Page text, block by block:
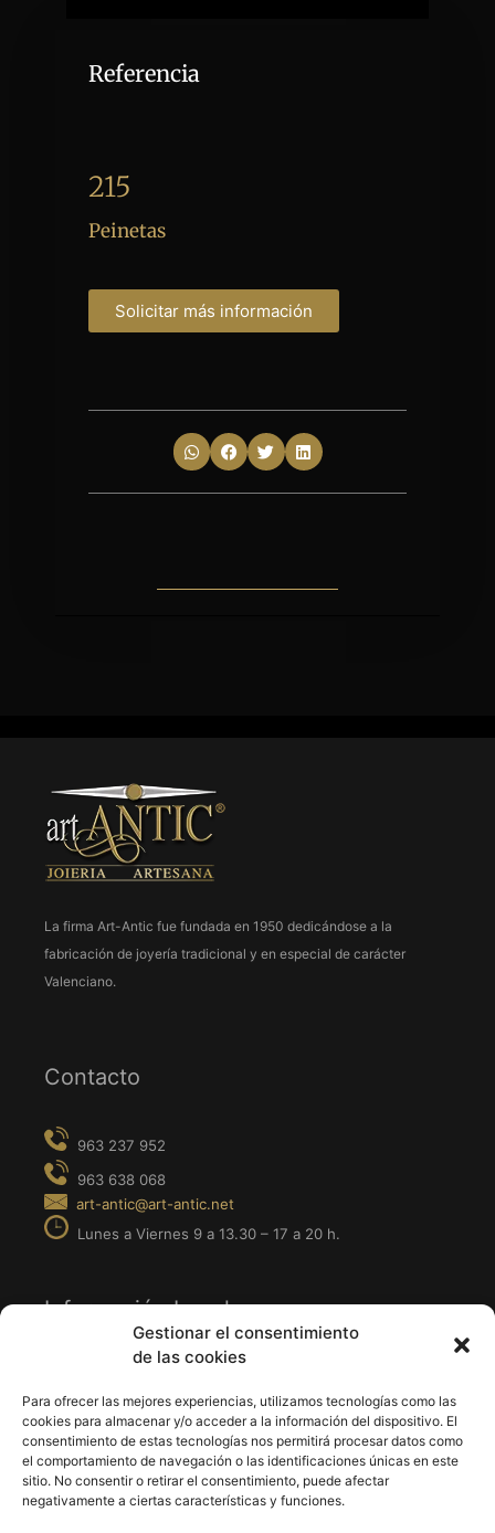
Gestionar el consentimiento
de las cookies
Para ofrecer las mejores experiencias, utilizamos tecnologías como las
cookies para almacenar y/o acceder a la información del dispositivo. El
consentimiento de estas tecnologías nos permitirá procesar datos como
el comportamiento de navegación o las identificaciones únicas en este
sitio. No consentir o retirar el consentimiento, puede afectar
negativamente a ciertas características y funciones.
Referencia
215
Peinetas
Solicitar más información
La firma Art-Antic fue fundada en 1950 dedicándose a la
fabricación de joyería tradicional y en especial de carácter
Valenciano.
Contacto
963 237 952
963 638 068
Información Legal
· Política de Privacidad
· Política de Cookies
Síguenos en